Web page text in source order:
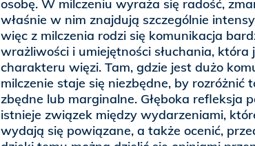
osobę. W milczeniu wyraża się radość,
właśnie w nim znajdują szczególnie
więc z milczenia rodzi się komunikacja
wrażliwości i umiejętności słuchania, która
charakteru więzi. Tam, gdzie jest dużo
milczenie staje się niezbędne, by rozróżnić
zbędne lub marginalne. Głęboka refleksja
istnieje związek między wydarzeniami,
wydają się powiązane, a także ocenić,